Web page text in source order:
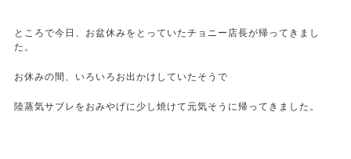
ところで今日、お盆休みをとっていたチョニー店長が帰ってきまし
た。
お休みの間、いろいろお出かけしていたそうで
陸蒸気サブレをおみやげに少し焼けて元気そうに帰ってきました。